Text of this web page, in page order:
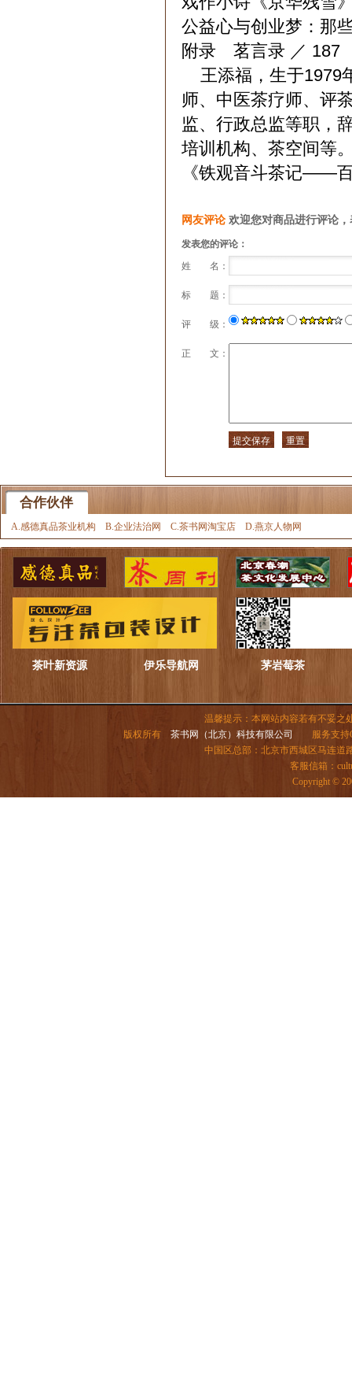
公益心与创业梦：那
附录 茗言录 ／ 187
王添福，生于1979
师、中医茶疗师、评
监、行政总监等职，
培训机构、茶空间等
《铁观音斗茶记——
网友评论 欢迎您对商品进行评论
发表您的评论：
姓 名：
标 题：
评 级：
正 文：
合作伙伴
A.感德真品茶业机构 B.企业法治网 C.茶书网淘宝店 D.燕京人物网
茶叶新资源 伊乐导航网 茅岩莓茶
温馨提示：本网站内容若有不妥之
版权所有茶书网（北京）科技有限公司
服务支持
中国区总部：北京市西城区马连道
客服信箱：
Copyright ©